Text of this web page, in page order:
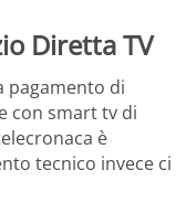
Diretta TV
pagamento di
con smart tv di
è
tecnico invece ci